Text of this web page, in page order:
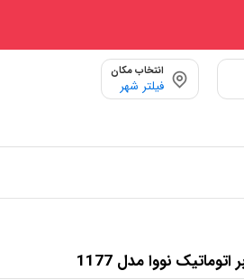
انتخاب مکان
فیلتر شهر
نووا مدل 1177